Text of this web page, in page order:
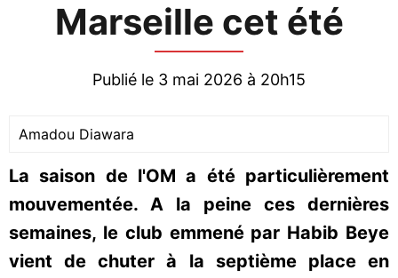
Marseille cet été
Publié le 3 mai 2026 à 20h15
Amadou Diawara
La saison de l'OM a été particulièrement
mouvementée. A la peine ces dernières
semaines, le club emmené par Habib Beye
vient de chuter à la septième place en